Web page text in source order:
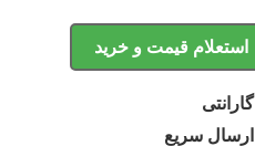
استعلام قیمت و خرید
گارانتی
ارسال سریع